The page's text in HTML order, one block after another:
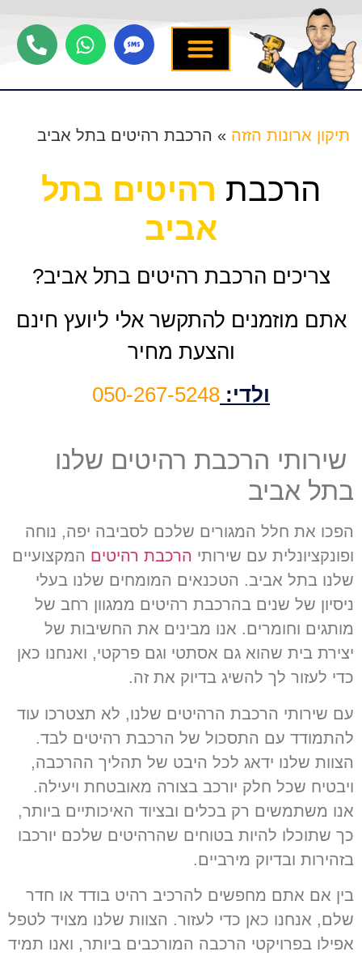
תיקון ארונות הזזה » הרכבת רהיטים בתל אביב
הרכבת רהיטים בתל
אביב
צריכים הרכבת רהיטים בתל אביב?
אתם מוזמנים להתקשר אלי ליועץ חינם
והצעת מחיר
ולדי: 050-267-5248
שירותי הרכבת רהיטים שלנו
בתל אביב
הפכו את חלל המגורים שלכם לסביבה יפה, נוחה
ופונקציונלית עם שירותי הרכבת רהיטים המקצועיים
שלנו בתל אביב. הטכנאים המומחים שלנו בעלי
ניסיון של שנים בהרכבת רהיטים ממגוון רחב של
מותגים וחומרים. אנו מבינים את החשיבות של
יצירת בית שהוא גם אסתטי וגם פרקטי, ואנחנו כאן
כדי לעזור לך להשיג בדיוק את זה.
עם שירותי הרכבת הרהיטים שלנו, לא תצטרכו עוד
להתמודד עם התסכול של הרכבת רהיטים לבד.
הצוות שלנו ידאג לכל היבט של תהליך ההרכבה,
ויבטיח שכל חלק יורכב בצורה מאובטחת ויעילה.
אנו משתמשים רק בכלים ובציוד האיכותיים ביותר,
כך שתוכלו להיות בטוחים שהרהיטים שלכם יורכבו
בזהירות ובדיוק מירביים.
בין אם אתם מחפשים להרכיב רהיט בודד או חדר
שלם, אנחנו כאן כדי לעזור. הצוות שלנו מצויד לטפל
אפילו בפרויקטי הרכבה המורכבים ביותר, ואנו תמיד